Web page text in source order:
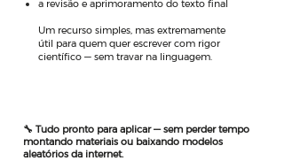
a revisão e aprimoramento do texto final
Um recurso simples, mas extremamente
útil para quem quer escrever com rigor
científico — sem travar na linguagem.
🔧 Tudo pronto para aplicar — sem perder tempo
montando materiais ou baixando modelos
aleatórios da internet.